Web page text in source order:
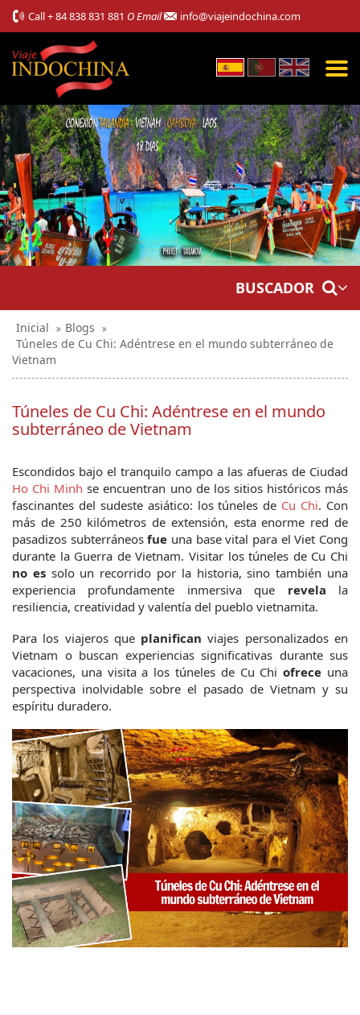
Call+ 84 838 831 881 O Email info@viajeindochina.com
BUSCADOR
Inicial
Blogs
Túneles de Cu Chi: Adéntrese en el mundo subterráneo de
Vietnam
Túneles de Cu Chi: Adéntrese en el mundo
subterráneo de Vietnam
Ho Chi Minh se encuentran uno de los sitios históricos más
fascinantes del sudeste asiático: los túneles de Cu Chi. Con
más de 250 kilómetros de extensión, esta enorme red de
pasadizos subterráneos fue una base vital para el Viet Cong
no es solo un recorrido por la historia, sino también una
experiencia profundamente inmersiva que revela la
resiliencia, creatividad y valentía del pueblo vietnamita.
Para los viajeros que planifican viajes personalizados en
Vietnam o buscan experiencias significativas durante sus
vacaciones, una visita a los túneles de Cu Chi ofrece una
perspectiva inolvidable sobre el pasado de Vietnam y su
espíritu duradero.